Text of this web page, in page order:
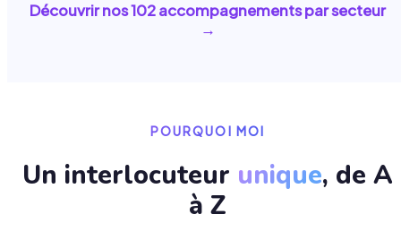
Découvrir nos102accompagnements par secteur
→
POURQUOI MOI
Un interlocuteur unique, de A
à Z